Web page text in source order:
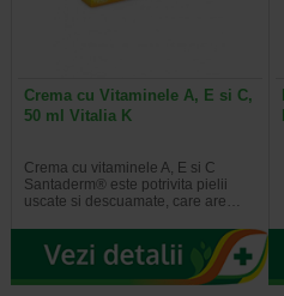
Crema cu Vitaminele A, E si C,
50 ml Vitalia K
Crema cu vitaminele A, E si C
Santaderm® este potrivita pielii
uscate si descuamate, care are…